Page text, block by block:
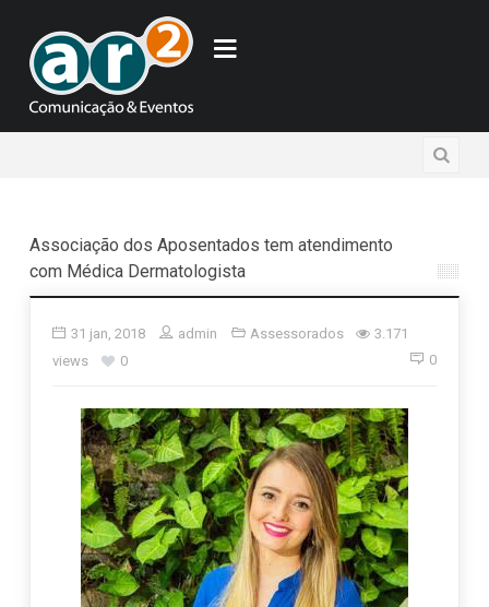
Associação dos Aposentados tem atendimento
com Médica Dermatologista
31 jan, 2018 admin Assessorados
3.171
views
0 0